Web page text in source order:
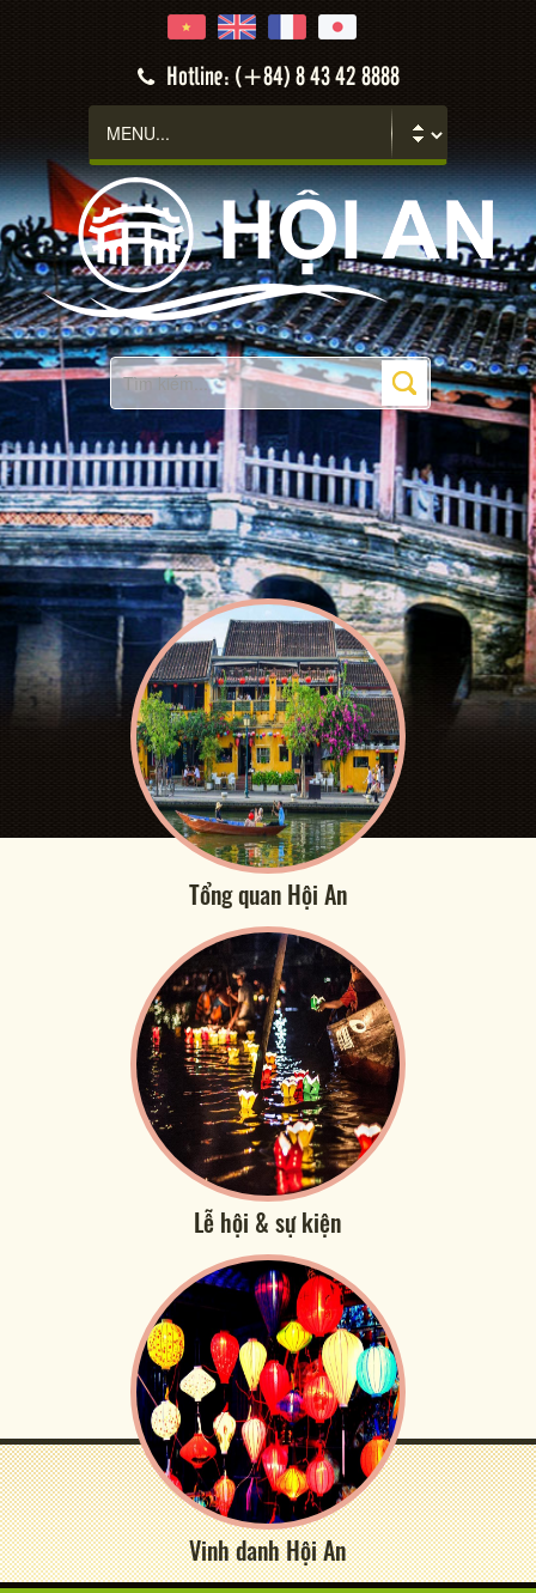
Hotline: (+84) 8 43 42 8888
Tổng quan Hội An
Lễ hội & sự kiện
Vinh danh Hội An